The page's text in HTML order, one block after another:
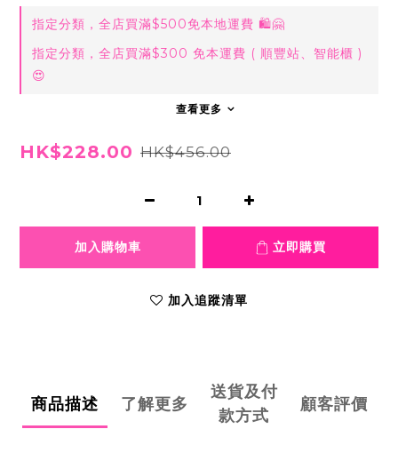
指定分類，全店買滿$500免本地運費 🛍🤗
指定分類，全店買滿$300 免本運費 ( 順豐站、智能櫃 )
😍
查看更多
HK$228.00 HK$456.00
加入購物車 立即購買
加入追蹤清單
商品描述 了解更多
送貨及付
款方式
顧客評價